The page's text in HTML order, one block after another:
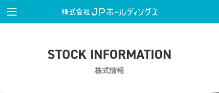
STOCK INFORMATION
株式情報